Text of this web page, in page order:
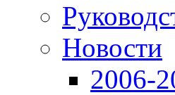
Новости
2006-